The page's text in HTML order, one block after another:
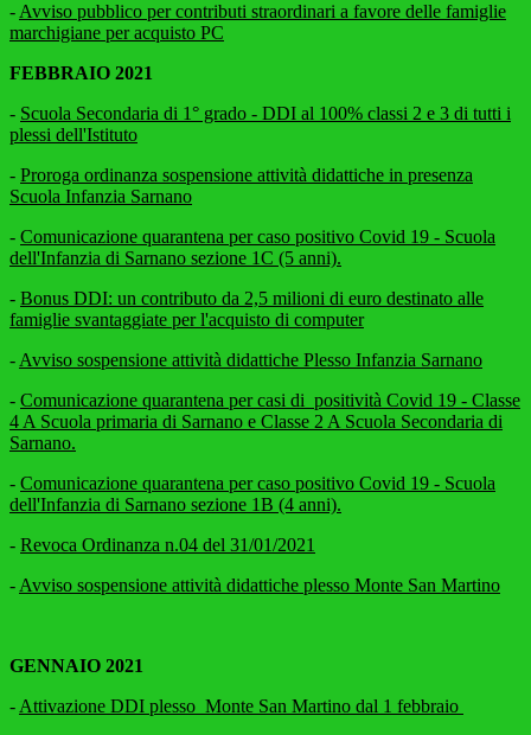
- Avviso pubblico per contributi straordinari a favore delle famiglie
marchigiane per acquisto PC
FEBBRAIO 2021
- Scuola Secondaria di 1° grado - DDI al 100% classi 2 e 3 di tutti i
plessi dell'Istituto
- Proroga ordinanza sospensione attività didattiche in presenza
Scuola Infanzia Sarnano
- Comunicazione quarantena per caso positivo Covid 19 - Scuola
dell'Infanzia di Sarnano sezione 1C (5 anni).
- Bonus DDI: un contributo da 2,5 milioni di euro destinato alle
famiglie svantaggiate per l'acquisto di computer
- Avviso sospensione attività didattiche Plesso Infanzia Sarnano
- Comunicazione quarantena per casi di positività Covid 19 - Classe
4 A Scuola primaria di Sarnano e Classe 2 A Scuola Secondaria di
Sarnano.
- Comunicazione quarantena per caso positivo Covid 19 - Scuola
dell'Infanzia di Sarnano sezione 1B (4 anni).
- Revoca Ordinanza n.04 del 31/01/2021
- Avviso sospensione attività didattiche plesso Monte San Martino
GENNAIO 2021
- Attivazione DDI plesso Monte San Martino dal 1 febbraio